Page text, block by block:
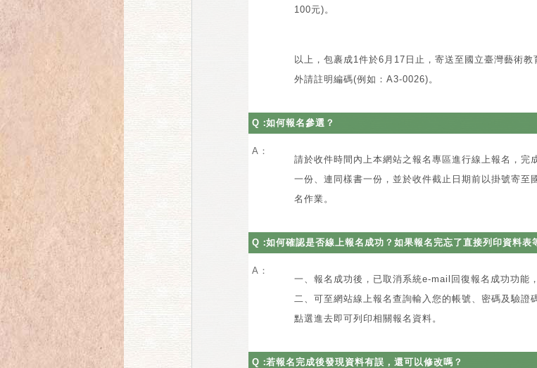
100元)。
以上，包裹成1件於6月17日止，寄送至國立臺灣藝術
外請註明編碼(例如：A3-0026)。
Q：如何報名參選？
A：
請於收件時間內上本網站之報名專區進行線上報名，完
一份、連同樣書一份，並於收件截止日期前以掛號寄至
名作業。
Q：如何確認是否線上報名成功？如果報名完忘了直接列印資料表
A：
一、報名成功後，已取消系統e-mail回復報名成功功能
二、可至網站線上報名查詢輸入您的帳號、密碼及驗證
點選進去即可列印相關報名資料。
Q：若報名完成後發現資料有誤，還可以修改嗎？